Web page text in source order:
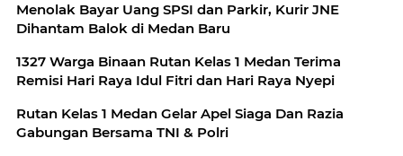
Menolak Bayar Uang SPSI dan Parkir, Kurir JNE
Dihantam Balok di Medan Baru
1327 Warga Binaan Rutan Kelas 1 Medan Terima
Remisi Hari Raya Idul Fitri dan Hari Raya Nyepi
Rutan Kelas 1 Medan Gelar Apel Siaga Dan Razia
Gabungan Bersama TNI & Polri